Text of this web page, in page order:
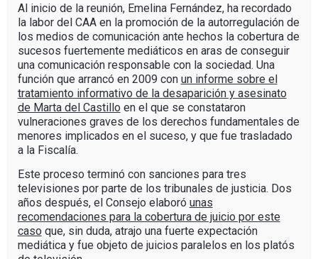
Al inicio de la reunión, Emelina Fernández, ha recordado
la labor del CAA en la promoción de la autorregulación de
los medios de comunicación ante hechos la cobertura de
sucesos fuertemente mediáticos en aras de conseguir
una comunicación responsable con la sociedad. Una
función que arrancó en 2009 con un informe sobre el
tratamiento informativo de la desaparición y asesinato
de Marta del Castilloen el que se constataron
vulneraciones graves de los derechos fundamentales de
menores implicados en el suceso, y que fue trasladado
a la Fiscalía.
Este proceso terminó con sanciones para tres
televisiones por parte de los tribunales de justicia. Dos
años después, el Consejo elaboró unas
recomendaciones para la cobertura de juicio por este
casoque, sin duda, atrajo una fuerte expectación
mediática y fue objeto de juicios paralelos en los platós